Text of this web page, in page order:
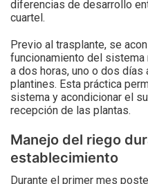
diferencias de desarrollo
cuartel.
Previo al trasplante, se
funcionamiento del sistema
a dos horas, uno o dos
plantines. Esta práctica
sistema y acondicionar el
recepción de las plantas.
Manejo del riego
establecimiento
Durante el primer mes